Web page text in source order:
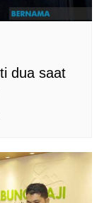
dua saat